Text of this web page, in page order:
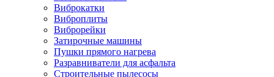
Виброкатки
Виброплиты
Виброрейки
Затирочные машины
Пушки прямого нагрева
Разравниватели для асфальта
Строительные пылесосы